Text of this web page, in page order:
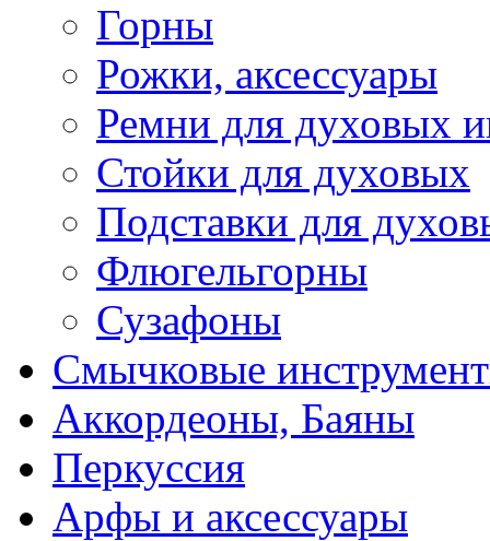
Горны
Рожки, аксессуары
Ремни для духовых
Стойки для духовых
Подставки для
Флюгельгорны
Сузафоны
Смычковые
Аккордеоны, Баяны
Перкуссия
Арфы и аксессуары